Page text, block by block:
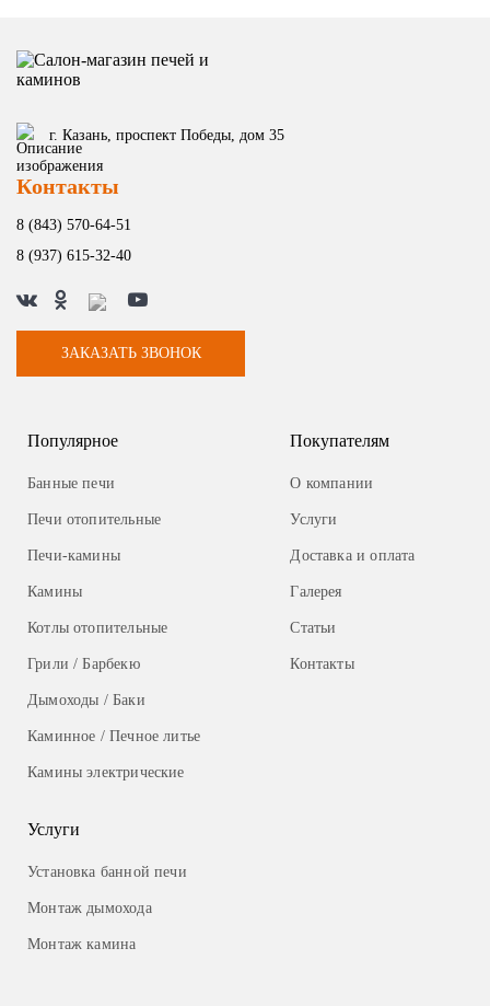
г. Казань, проспект Победы, дом 35
Контакты
8 (843) 570-64-51
8 (937) 615-32-40
ЗАКАЗАТЬ ЗВОНОК
Популярное
Банные печи
Печи отопительные
Печи-камины
Камины
Котлы отопительные
Грили / Барбекю
Дымоходы / Баки
Каминное / Печное литье
Камины электрические
Покупателям
О компании
Услуги
Доставка и оплата
Галерея
Статьи
Контакты
Услуги
Установка банной печи
Монтаж дымохода
Монтаж камина